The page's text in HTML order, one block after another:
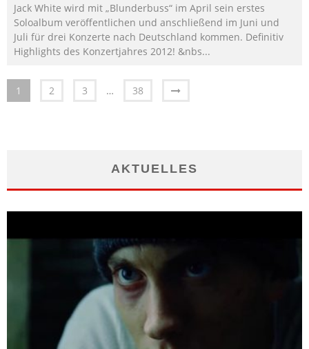
Jack White wird mit „Blunderbuss“ im April sein erstes
Soloalbum veröffentlichen und anschließend im Juni und
Juli für drei Konzerte nach Deutschland kommen. Definitiv
Highlights des Konzertjahres 2012! &nbs...
1 2 3 … 38
AKTUELLES